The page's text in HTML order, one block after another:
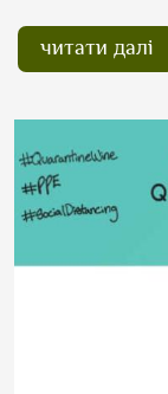
читати далі